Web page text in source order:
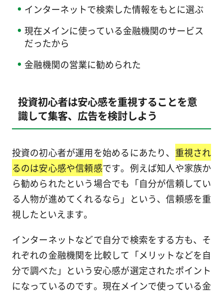
インターネットで検索した情報をもとに選ぶ
現在メインに使っている金融機関のサービス
だったから
金融機関の営業に勧められた
投資初心者は安心感を重視することを意
識して集客、広告を検討しよう
投資の初心者が運用を始めるにあたり、 重視され
るのは安心感や信頼感です。例えば知人や家族か
ら勧められたという場合でも「自分が信頼してい
る人物が進めてくれるなら」という、信頼感を重
視したといえます。
インターネットなどで自分で検索をする方も、そ
れぞれの金融機関を比較して「メリットなどを自
分で調べた」という安心感が選定されたポイント
になっているのです。現在メインで使っている金